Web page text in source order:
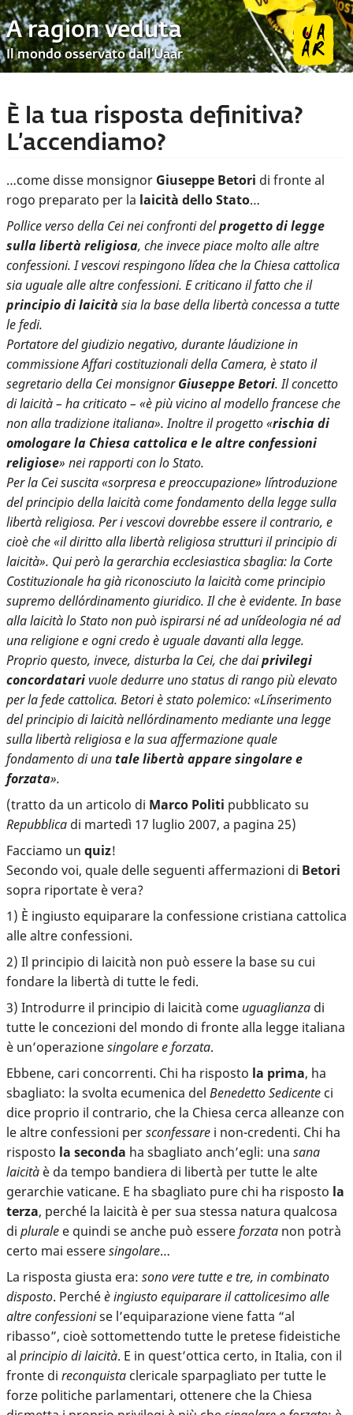
A ragion veduta
Il mondo osservato dall’Uaar
È la tua risposta definitiva?
L’accendiamo?
…come disse monsignor Giuseppe Betori di fronte al
rogo preparato per la laicità dello Stato…
Pollice verso della Cei nei confronti delprogetto di legge
sulla libertà religiosa, che invece piace molto alle altre
confessioni. I vescovi respingono l´idea che la Chiesa cattolica
sia uguale alle altre confessioni. E criticano il fatto che il
principio di laicitàsia la base della libertà concessa a tutte
le fedi.
Portatore del giudizio negativo, durante l´audizione in
commissione Affari costituzionali della Camera, è stato il
segretario della Cei monsignorGiuseppe Betori. Il concetto
di laicità – ha criticato – «è più vicino al modello francese che
non alla tradizione italiana». Inoltre il progetto «rischia di
omologare la Chiesa cattolica e le altre confessioni
religiose» nei rapporti con lo Stato.
Per la Cei suscita «sorpresa e preoccupazione» l´introduzione
del principio della laicità come fondamento della legge sulla
libertà religiosa. Per i vescovi dovrebbe essere il contrario, e
cioè che «il diritto alla libertà religiosa strutturi il principio di
laicità». Qui però la gerarchia ecclesiastica sbaglia: la Corte
Costituzionale ha già riconosciuto la laicità come principio
supremo dell´ordinamento giuridico. Il che è evidente. In base
alla laicità lo Stato non può ispirarsi né ad un´ideologia né ad
una religione e ogni credo è uguale davanti alla legge.
Proprio questo, invece, disturba la Cei, che daiprivilegi
concordatarivuole dedurre uno status di rango più elevato
per la fede cattolica. Betori è stato polemico: «L´inserimento
del principio di laicità nell´ordinamento mediante una legge
sulla libertà religiosa e la sua affermazione quale
fondamento di unatale libertà appare singolare e
forzata».
(tratto da un articolo di Marco Politi pubblicato su
Repubblica di martedì 17 luglio 2007, a pagina 25)
Facciamo un quiz!
Secondo voi, quale delle seguenti affermazioni di Betori
sopra riportate è vera?
1) È ingiusto equiparare la confessione cristiana cattolica
alle altre confessioni.
2) Il principio di laicità non può essere la base su cui
fondare la libertà di tutte le fedi.
3) Introdurre il principio di laicità come uguaglianza di
tutte le concezioni del mondo di fronte alla legge italiana
è un’operazionesingolare e forzata.
Ebbene, cari concorrenti. Chi ha risposto la prima, ha
sbagliato: la svolta ecumenica del Benedetto Sedicente ci
dice proprio il contrario, che la Chiesa cerca alleanze con
le altre confessioni persconfessare i non-credenti. Chi ha
risposto la seconda ha sbagliato anch’egli: una sana
laicità è da tempo bandiera di libertà per tutte le alte
gerarchie vaticane. E ha sbagliato pure chi ha risposto la
terza, perché la laicità è per sua stessa natura qualcosa
di plurale e quindi se anche può essereforzata non potrà
certo mai esseresingolare…
La risposta giusta era: sono vere tutte e tre, in combinato
disposto. Perchéè ingiusto equiparare il cattolicesimo alle
altre confessionise l’equiparazione viene fatta “al
ribasso”, cioè sottomettendo tutte le pretese fideistiche
al principio di laicità. E in quest’ottica certo, in Italia, con il
fronte di reconquista clericale sparpagliato per tutte le
forze politiche parlamentari, ottenere che la Chiesa